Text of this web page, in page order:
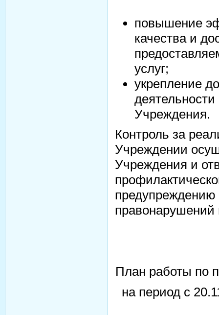
повышение
качества и
услуг;
укрепление
Учреждения.
Контроль за
Учреждении
Учреждения и
План работы по
на период с